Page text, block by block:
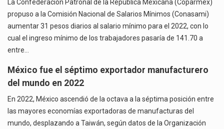
La Confederación Patronal de la República Mexicana (Coparmex)
propuso a la Comisión Nacional de Salarios Mínimos (Conasami)
aumentar 31 pesos diarios al salario mínimo para el 2022, con lo
cual el ingreso mínimo de los trabajadores pasaría de 141.70 a
entre…
México fue el séptimo exportador manufacturero
del mundo en 2022
En 2022, México ascendió de la octava a la séptima posición entre
las mayores economías exportadoras de manufacturas del
mundo, desplazando a Taiwán, según datos de la Organización